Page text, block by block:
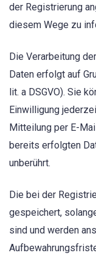
der Registrierung
diesem Wege zu
Die Verarbeitung
Daten erfolgt auf
lit. a DSGVO). Sie
Einwilligung
Mitteilung per E-
bereits erfolgten
unberührt.
Die bei der
gespeichert,
sind und werden